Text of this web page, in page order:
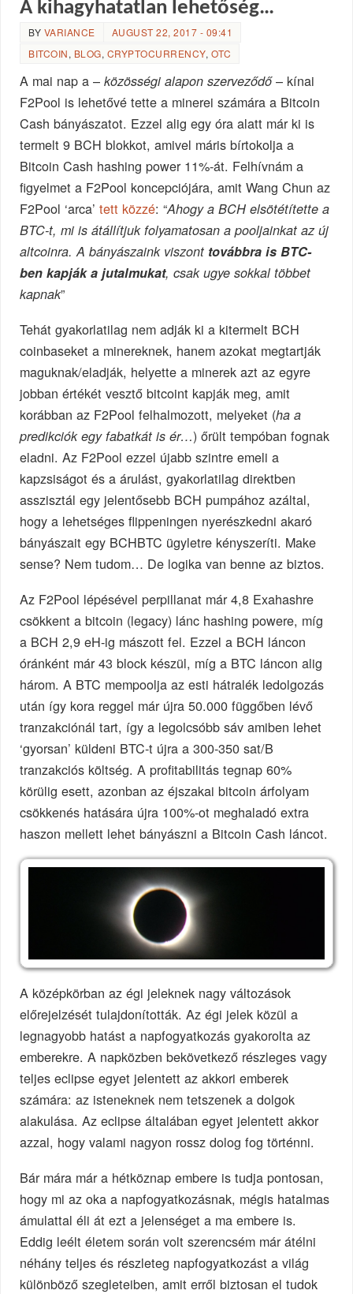
A kihagyhatatlan lehetőség…
BY VARIANCE
AUGUST 22, 2017 - 09:41
BITCOIN, BLOG, CRYPTOCURRENCY, OTC
A mai nap a –közösségi alapon szerveződő– kínai
F2Pool is lehetővé tette a minerei számára a Bitcoin
Cash bányászatot. Ezzel alig egy óra alatt már ki is
termelt 9 BCH blokkot, amivel máris bírtokolja a
Bitcoin Cash hashing power 11%-át. Felhívnám a
figyelmet a F2Pool koncepciójára, amit Wang Chun az
F2Pool ‘arca’tett közzé: “Ahogy a BCH elsötétítette a
BTC-t, mi is átállítjuk folyamatosan a pooljainkat az új
altcoinra. A bányászaink viszont továbbra is BTC-
ben kapják a jutalmukat, csak ugye sokkal többet
kapnak”
Tehát gyakorlatilag nem adják ki a kitermelt BCH
coinbaseket a minereknek, hanem azokat megtartják
maguknak/eladják, helyette a minerek azt az egyre
jobban értékét vesztő bitcoint kapják meg, amit
korábban az F2Pool felhalmozott, melyeket (ha a
predikciók egy fabatkát is ér…) őrült tempóban fognak
eladni. Az F2Pool ezzel újabb szintre emeli a
kapzsiságot és a árulást, gyakorlatilag direktben
asszisztál egy jelentősebb BCH pumpához azáltal,
hogy a lehetséges flippeningen nyerészkedni akaró
bányászait egy BCHBTC ügyletre kényszeríti. Make
sense? Nem tudom… De logika van benne az biztos.
Az F2Pool lépésével perpillanat már 4,8 Exahashre
csökkent a bitcoin (legacy) lánc hashing powere, míg
a BCH 2,9 eH-ig mászott fel. Ezzel a BCH láncon
óránként már 43 block készül, míg a BTC láncon alig
három. A BTC mempoolja az esti hátralék ledolgozás
után így kora reggel már újra 50.000 függőben lévő
tranzakciónál tart, így a legolcsóbb sáv amiben lehet
‘gyorsan’ küldeni BTC-t újra a 300-350 sat/B
tranzakciós költség. A profitabilitás tegnap 60%
körülig esett, azonban az éjszakai bitcoin árfolyam
csökkenés hatására újra 100%-ot meghaladó extra
haszon mellett lehet bányászni a Bitcoin Cash láncot.
A középkörban az égi jeleknek nagy változások
előrejelzését tulajdonították. Az égi jelek közül a
legnagyobb hatást a napfogyatkozás gyakorolta az
emberekre. A napközben bekövetkező részleges vagy
teljes eclipse egyet jelentett az akkori emberek
számára: az isteneknek nem tetszenek a dolgok
alakulása. Az eclipse általában egyet jelentett akkor
azzal, hogy valami nagyon rossz dolog fog történni.
Bár mára már a hétköznap embere is tudja pontosan,
hogy mi az oka a napfogyatkozásnak, mégis hatalmas
ámulattal éli át ezt a jelenséget a ma embere is.
Eddig leélt életem során volt szerencsém már átélni
néhány teljes és részleteg napfogyatkozást a világ
különböző szegleteiben, amit erről biztosan el tudok